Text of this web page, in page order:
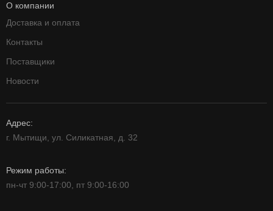
О компании
Доставка и оплата
Контакты
Поставщики
Новости
Адрес:
г. Мытищи, ул. Силикатная, д. 32
Режим работы:
пн-чт 9:00-17:00, пт 9:00-16:00